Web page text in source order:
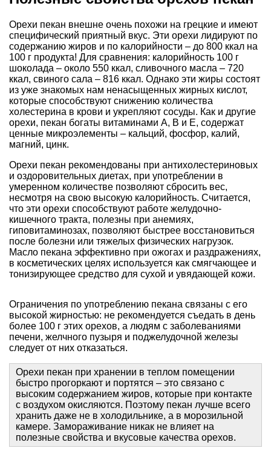
Орехи пекан внешне очень похожи на грецкие и имеют
специфический приятный вкус. Эти орехи лидируют по
содержанию жиров и по калорийности – до 800 ккал на
100 г продукта! Для сравнения: калорийность 100 г
шоколада – около 550 ккал, сливочного масла – 720
ккал, свиного сала – 816 ккал. Однако эти жиры состоят
из уже знакомых нам ненасыщенных жирных кислот,
которые способствуют снижению количества
холестерина в крови и укрепляют сосуды. Как и другие
орехи, пекан богаты витаминами А, В и Е, содержат
ценные микроэлементы – кальций, фосфор, калий,
магний, цинк.
Орехи пекан рекомендованы при антихолестериновых
и оздоровительных диетах, при употреблении в
умеренном количестве позволяют сбросить вес,
несмотря на свою высокую калорийность. Считается,
что эти орехи способствуют работе желудочно-
кишечного тракта, полезны при анемиях,
гиповитаминозах, позволяют быстрее восстановиться
после болезни или тяжелых физических нагрузок.
Масло пекана эффективно при ожогах и раздражениях,
в косметических целях используется как смягчающее и
тонизирующее средство для сухой и увядающей кожи.
Ограничения по употреблению пекана связаны с его
высокой жирностью: не рекомендуется съедать в день
более 100 г этих орехов, а людям с заболеваниями
печени, желчного пузыря и поджелудочной железы
следует от них отказаться.
Орехи пекан при хранении в теплом помещении
быстро прогоркают и портятся – это связано с
высоким содержанием жиров, которые при контакте
с воздухом окисляются. Поэтому пекан лучше всего
хранить даже не в холодильнике, а в морозильной
камере. Замораживание никак не влияет на
полезные свойства и вкусовые качества орехов.